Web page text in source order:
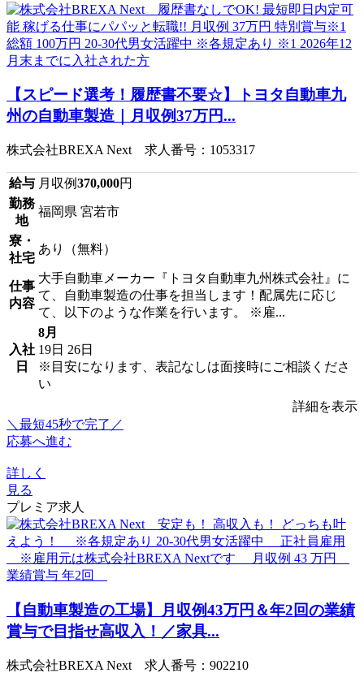
【スピード選考！履歴書不要☆】トヨタ自動車九
州の自動車製造｜月収例37万円...
株式会社BREXA Next 求人番号：1053317
給与 月収例370,000円
勤務
地
福岡県 宮若市
寮・
社宅
あり（無料）
仕事
内容
大手自動車メーカー『トヨタ自動車九州株式会社』に
て、自動車製造の仕事を担当します！配属先に応じ
て、以下のような作業を行います。 ※雇...
入社
日
8月
19日 26日
※目安になります、表記なしは面接時にご相談くださ
い
詳細を表示
＼最短45秒で完了／
応募へ進む
詳しく
見る
プレミア求人
【自動車製造の工場】月収例43万円＆年2回の業績
賞与で目指せ高収入！／家具...
株式会社BREXA Next 求人番号：902210